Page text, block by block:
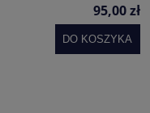
95,00 zł
DO KOSZYKA